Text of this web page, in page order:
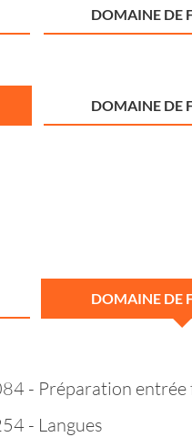
DOMAINE DE
DOMAINE DE
DOMAINE DE
- Préparation
- Langues